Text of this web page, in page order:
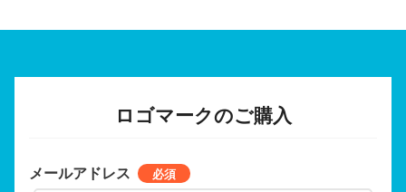
ロゴマークのご購入
メールアドレス